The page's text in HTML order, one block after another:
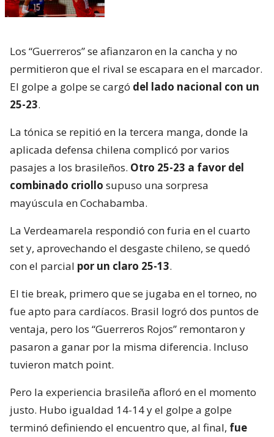
Los “Guerreros” se afianzaron en la cancha y no
permitieron que el rival se escapara en el marcador.
El golpe a golpe se cargó del lado nacional con un
25-23.
La tónica se repitió en la tercera manga, donde la
aplicada defensa chilena complicó por varios
pasajes a los brasileños. Otro 25-23 a favor del
combinado criollo supuso una sorpresa
mayúscula en Cochabamba.
La Verdeamarela respondió con furia en el cuarto
set y, aprovechando el desgaste chileno, se quedó
con el parcial por un claro 25-13.
El tie break, primero que se jugaba en el torneo, no
fue apto para cardíacos. Brasil logró dos puntos de
ventaja, pero los “Guerreros Rojos” remontaron y
pasaron a ganar por la misma diferencia. Incluso
tuvieron match point.
Pero la experiencia brasileña afloró en el momento
justo. Hubo igualdad 14-14 y el golpe a golpe
terminó definiendo el encuentro que, al final, fue